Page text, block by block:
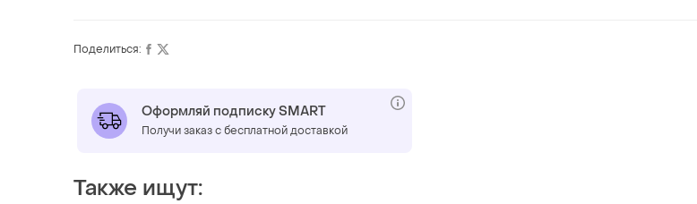
Поделиться:
Оформляй подписку SMART
Получи заказ с бесплатной доставкой
Также ищут: